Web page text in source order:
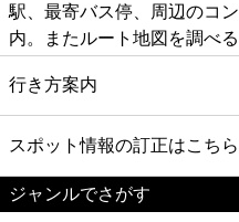
駅、最寄バス停、周辺のコ
内。またルート地図を調べ
行き方案内
スポット情報の訂正はこちら
ジャンルでさがす